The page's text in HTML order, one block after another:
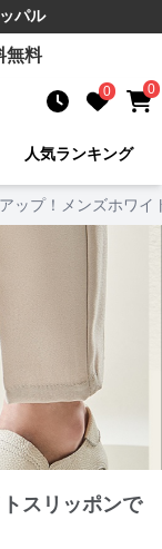
パル
無料
0 0
人気ランキング
ップ！メンズホワ
スリッポンで